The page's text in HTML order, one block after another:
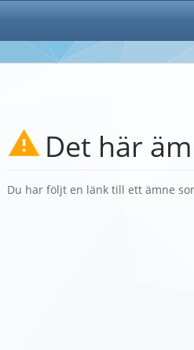
Det här
Du har följt en länk till ett ämne